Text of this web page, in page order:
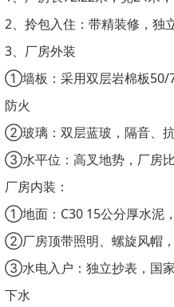
2、拎包入住：带精装修，独
3、厂房外装
①墙板：采用双层岩棉板50/
防火
②玻璃：双层蓝玻，隔音、
③水平位：高叉地势，厂房
厂房内装：
①地面：C30 15公分厚水泥
②厂房顶带照明、螺旋风帽
③水电入户：独立抄表，国
下水